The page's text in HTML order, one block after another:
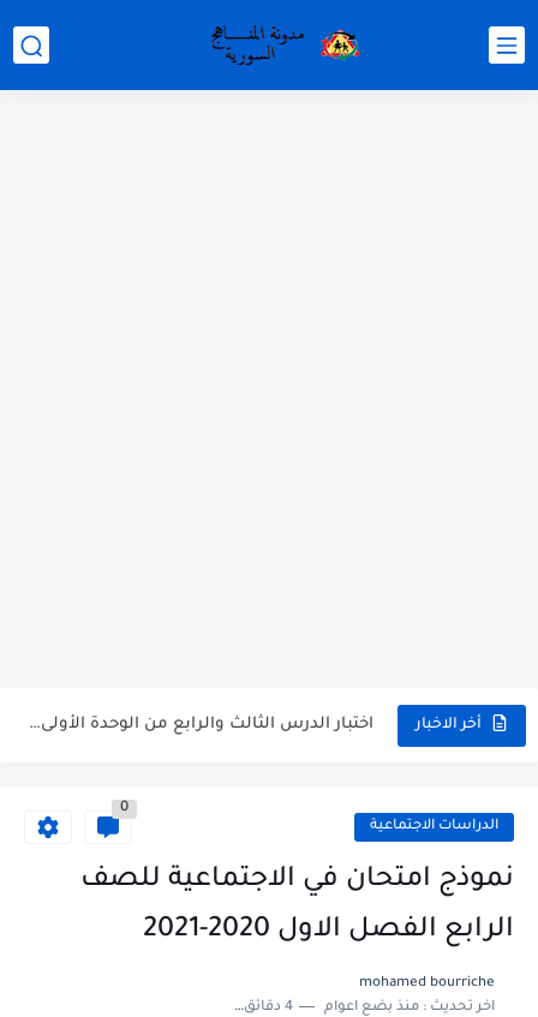
أخر الاخبار اختبار الدرس الثالث والرابع من الوحدة الأولى مع الحل في...
سلم تصحيح مادة اللغة العربية لشهادة التعليم الاساسي والاعدادية الشرعية...
حل أسئلة الكيمياء بكالوريا علمي دورة 2026
الدراسات الاجتماعية
0
نموذج امتحان في الاجتماعية للصف
الرابع الفصل الاول 2020-2021
mohamed bourriche
اخر تحديث :منذ بضع اعوام 4 دقائق للقراءة